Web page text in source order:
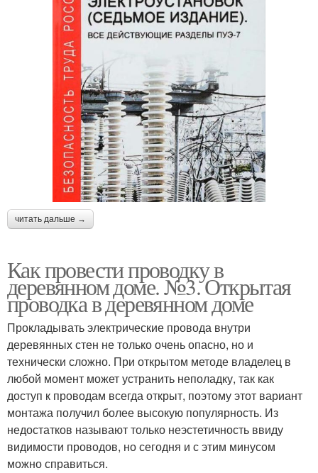
читать дальше →
Как провести проводку в
деревянном доме. №3. Открытая
проводка в деревянном доме
Прокладывать электрические провода внутри
деревянных стен не только очень опасно, но и
технически сложно. При открытом методе владелец в
любой момент может устранить неполадку, так как
доступ к проводам всегда открыт, поэтому этот вариант
монтажа получил более высокую популярность. Из
недостатков называют только неэстетичность ввиду
видимости проводов, но сегодня и с этим минусом
можно справиться.